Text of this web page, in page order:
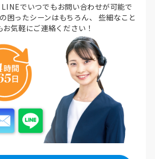
でいつでもお問い合わせが可能で
困ったシーンはもちろん、
些細なこと
お気軽にご連絡ください！